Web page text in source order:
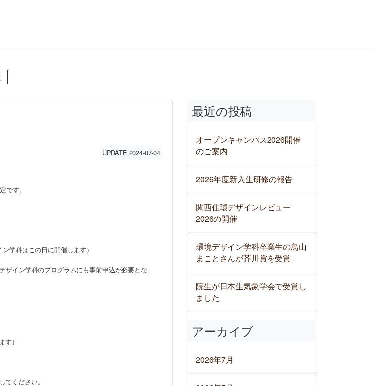
UPDATE 2024-07-04
です。
学科はこの日に開催します）
ザイン学科のプログラムにも事前申込が必要とな
す）
ください。
最近の投稿
オープンキャンパス2026開催
のご案内
2026年度新入生研修の報告
関西住環デザインレビュー
2026の開催
環境デザイン学科卒業生の鳥山
まことさんが芥川賞を受賞
院生が日本生気象学会で受賞し
ました
アーカイブ
2026年7月